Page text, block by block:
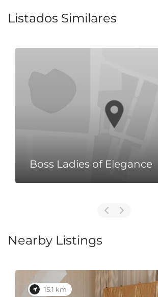
Listados Similares
Boss Ladies of Elegance
Nearby Listings
15.1 km